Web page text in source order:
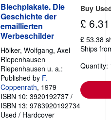
Blechplakate. Die
Geschichte der
emaillierten
Werbeschilder
Hölker, Wolfgang, Axel
Riepenhausen
Riepenhausen u. a.:
Published by F.
Coppenrath, 1979
ISBN 10: 3920192737 /
ISBN 13: 9783920192734
Used / Hardcover
Buy
£ 6.31
£ 53.38
Ships
Quantity: